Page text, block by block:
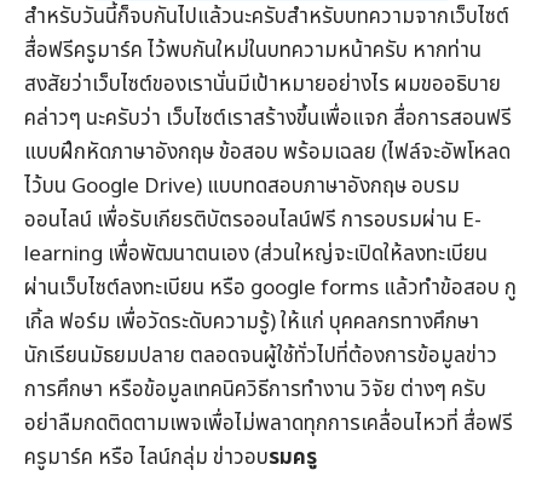
สำหรับวันนี้ก็จบกันไปแล้วนะครับสำหรับบทความจากเว็บไซต์
สื่อฟรีครูมาร์คไว้พบกันใหม่ในบทความหน้าครับ หากท่าน
สงสัยว่าเว็บไซต์ของเรานั่นมีเป้าหมายอย่างไร ผมขออธิบาย
คล่าวๆ นะครับว่า เว็บไซต์เราสร้างขึ้นเพื่อแจก สื่อการสอนฟรี
แบบฝึกหัดภาษาอังกฤษข้อสอบพร้อมเฉลย (ไฟล์จะอัพโหลด
ไว้บน Google Drive) แบบทดสอบภาษาอังกฤษอบรม
ออนไลน์ เพื่อรับเกียรติบัตรออนไลน์ฟรี การอบรมผ่าน E-
learning เพื่อพัฒนาตนเอง (ส่วนใหญ่จะเปิดให้ลงทะเบียน
ผ่านเว็บไซต์ลงทะเบียน หรือ google forms แล้วทำข้อสอบ กู
เกิ้ล ฟอร์ม เพื่อวัดระดับความรู้) ให้แก่ บุคคลกรทางศึกษา
นักเรียนมัธยมปลาย ตลอดจนผู้ใช้ทั่วไปที่ต้องการข้อมูลข่าว
การศึกษา หรือข้อมูลเทคนิควิธีการทำงาน วิจัย ต่างๆ ครับ
อย่าลืมกดติดตามเพจเพื่อไม่พลาดทุกการเคลื่อนไหวที่ สื่อฟรี
ครูมาร์ค หรือ ไลน์กลุ่มข่าวอบรมครู